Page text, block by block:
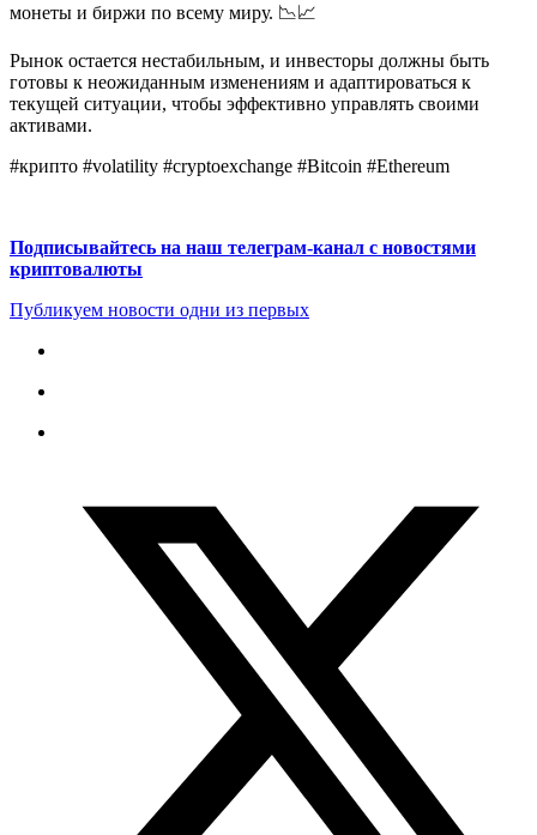
монеты и биржи по всему миру. 📉📈
Рынок остается нестабильным, и инвесторы должны быть
готовы к неожиданным изменениям и адаптироваться к
текущей ситуации, чтобы эффективно управлять своими
активами.
#крипто #volatility #cryptoexchange #Bitcoin #Ethereum
Подписывайтесь на наш телеграм-канал с новостями
криптовалюты
Публикуем новости одни из первых